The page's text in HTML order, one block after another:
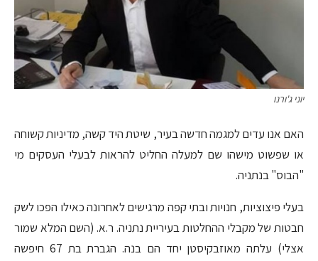
יוני ג'ורנו
האם אנו עדים למגמה חדשה בעיר, שיטת היד קשה, מדיניות קשוחה
או שפשוט מישהו שם למעלה החליט להראות לבעלי העסקים מי
"הבוס" בנתניה.
בעלי פיצוציות, חנויות ובתי קפה מרגישים לאחרונה כאילו הפכו לשק
חבטות של מקבלי ההחלטות בעיריית נתניה. ר.א. (השם המלא שמור
אצלי) עלתה מאוזבקיסטן יחד הם בנה. הגברת בת 67 חיפשה